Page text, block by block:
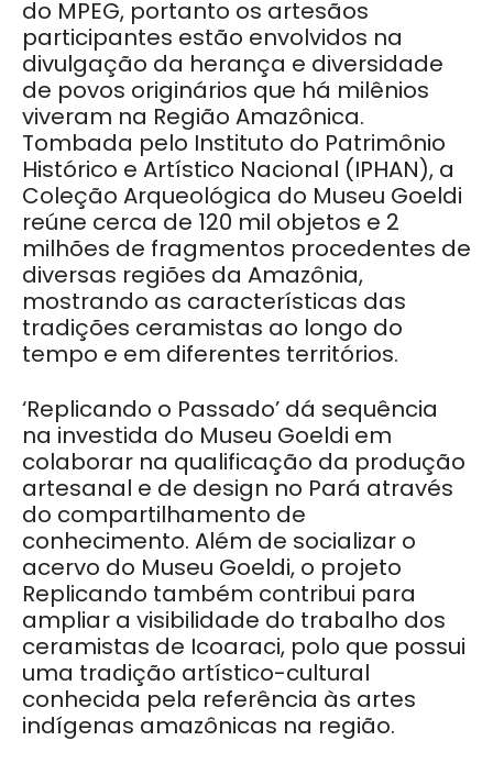
do MPEG, portanto os artesãos
participantes estão envolvidos na
divulgação da herança e diversidade
de povos originários que há milênios
viveram na Região Amazônica.
Tombada pelo Instituto do Patrimônio
Histórico e Artístico Nacional (IPHAN), a
Coleção Arqueológica do Museu Goeldi
reúne cerca de 120 mil objetos e 2
milhões de fragmentos procedentes de
diversas regiões da Amazônia,
mostrando as características das
tradições ceramistas ao longo do
tempo e em diferentes territórios.
‘Replicando o Passado’ dá sequência
na investida do Museu Goeldi em
colaborar na qualificação da produção
artesanal e de design no Pará através
do compartilhamento de
conhecimento. Além de socializar o
acervo do Museu Goeldi, o projeto
Replicando também contribui para
ampliar a visibilidade do trabalho dos
ceramistas de Icoaraci, polo que possui
uma tradição artístico-cultural
conhecida pela referência às artes
indígenas amazônicas na região.